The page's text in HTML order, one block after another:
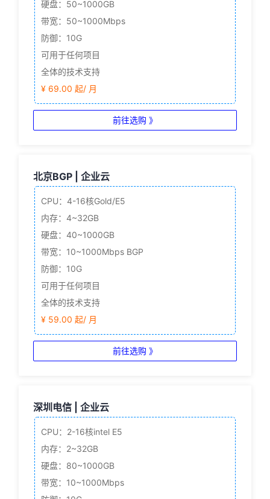
硬盘：50~1000GB
带宽：50~1000Mbps
防御：10G
可用于任何项目
全体的技术支持
¥ 69.00 起/ 月
前往选购 》
北京BGP | 企业云
CPU：4-16核Gold/E5
内存：4~32GB
硬盘：40~1000GB
带宽：10~1000Mbps BGP
防御：10G
可用于任何项目
全体的技术支持
¥ 59.00 起/ 月
前往选购 》
深圳电信 | 企业云
CPU：2-16核intel E5
内存：2~32GB
硬盘：80~1000GB
带宽：10~1000Mbps